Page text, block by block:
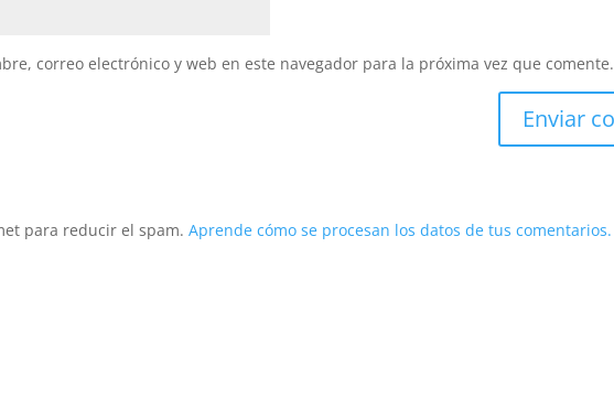
correo electrónico y web en este navegador para la próxima vez que comente.
para reducir el spam.Aprende cómo se procesan los datos de tus comentarios.